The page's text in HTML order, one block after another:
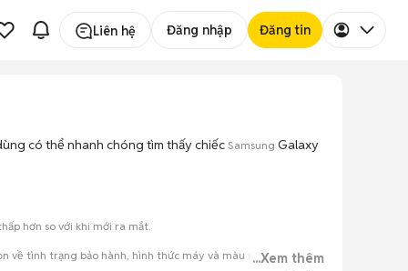
Liên hệ Đăng nhập Đăng tin
có thể nhanh chóng tìm thấy chiếc Samsung Galaxy
hơn so với khi mới ra mắt.
về tình trạng bảo hành, hình thức máy và màu sắc....Xem thêm